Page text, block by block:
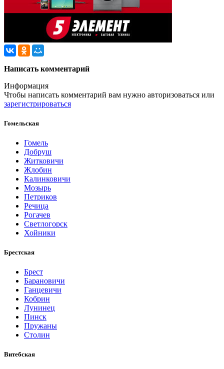
Написать комментарий
Информация
Чтобы написать комментарий вам нужно авторизоваться или
зарегистрироваться
Гомельская
Гомель
Добруш
Житковичи
Жлобин
Калинковичи
Мозырь
Петриков
Речица
Рогачев
Светлогорск
Хойники
Брестская
Брест
Барановичи
Ганцевичи
Кобрин
Лунинец
Пинск
Пружаны
Столин
Витебская